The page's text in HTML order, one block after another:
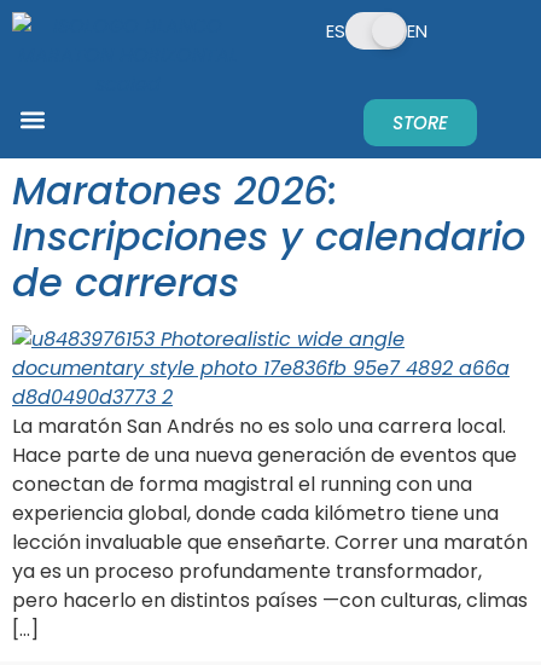
ES EN
STORE
Maratones 2026:
Inscripciones y calendario
de carreras
La maratón San Andrés no es solo una carrera local.
Hace parte de una nueva generación de eventos que
conectan de forma magistral el running con una
experiencia global, donde cada kilómetro tiene una
lección invaluable que enseñarte. Correr una maratón
ya es un proceso profundamente transformador,
pero hacerlo en distintos países —con culturas, climas
[…]